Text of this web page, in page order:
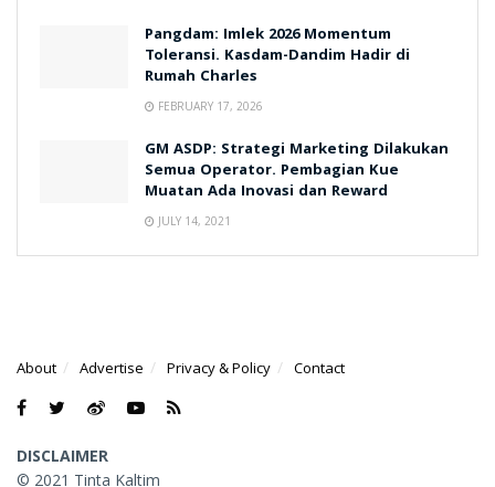
Pangdam: Imlek 2026 Momentum
Toleransi. Kasdam-Dandim Hadir di
Rumah Charles
FEBRUARY 17, 2026
GM ASDP: Strategi Marketing Dilakukan
Semua Operator. Pembagian Kue
Muatan Ada Inovasi dan Reward
JULY 14, 2021
About Advertise Privacy & Policy Contact
DISCLAIMER
© 2021 Tinta Kaltim